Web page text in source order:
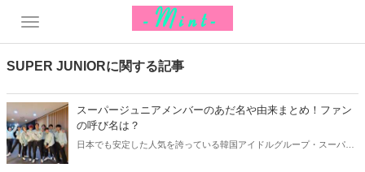
SUPER JUNIORに関する記事
スーパージュニアメンバーのあだ名や由来まとめ！ファン
の呼び名は？
日本でも安定した人気を誇っている韓国アイドルグループ・スーパー